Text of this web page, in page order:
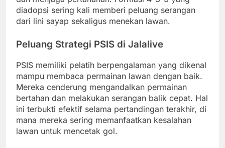
diadopsi sering kali memberi peluang serangan
dari lini sayap sekaligus menekan lawan.
Peluang Strategi PSIS di Jalalive
PSIS memiliki pelatih berpengalaman yang dikenal
mampu membaca permainan lawan dengan baik.
Mereka cenderung mengandalkan permainan
bertahan dan melakukan serangan balik cepat. Hal
ini terbukti efektif selama pertandingan terakhir, di
mana mereka sering memanfaatkan kesalahan
lawan untuk mencetak gol.